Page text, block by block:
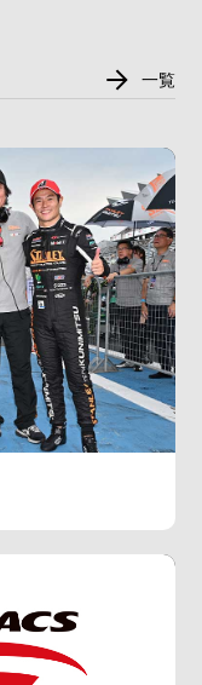
一覧